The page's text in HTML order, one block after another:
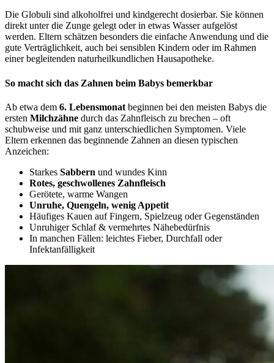
Die Globuli sind alkoholfrei und kindgerecht dosierbar. Sie können
direkt unter die Zunge gelegt oder in etwas Wasser aufgelöst
werden. Eltern schätzen besonders die einfache Anwendung und die
gute Verträglichkeit, auch bei sensiblen Kindern oder im Rahmen
einer begleitenden naturheilkundlichen Hausapotheke.
So macht sich das Zahnen beim Babys bemerkbar
Ab etwa dem 6. Lebensmonat beginnen bei den meisten Babys die
ersten Milchzähne durch das Zahnfleisch zu brechen – oft
schubweise und mit ganz unterschiedlichen Symptomen. Viele
Eltern erkennen das beginnende Zahnen an diesen typischen
Anzeichen:
Starkes Sabbern und wundes Kinn
Rotes, geschwollenes Zahnfleisch
Gerötete, warme Wangen
Unruhe, Quengeln, wenig Appetit
Häufiges Kauen auf Fingern, Spielzeug oder Gegenständen
Unruhiger Schlaf & vermehrtes Nähebedürfnis
In manchen Fällen: leichtes Fieber, Durchfall oder
Infektanfälligkeit